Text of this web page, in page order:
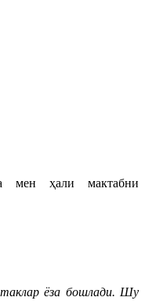
мен ҳали мактабни
ёза бошлади. Шу